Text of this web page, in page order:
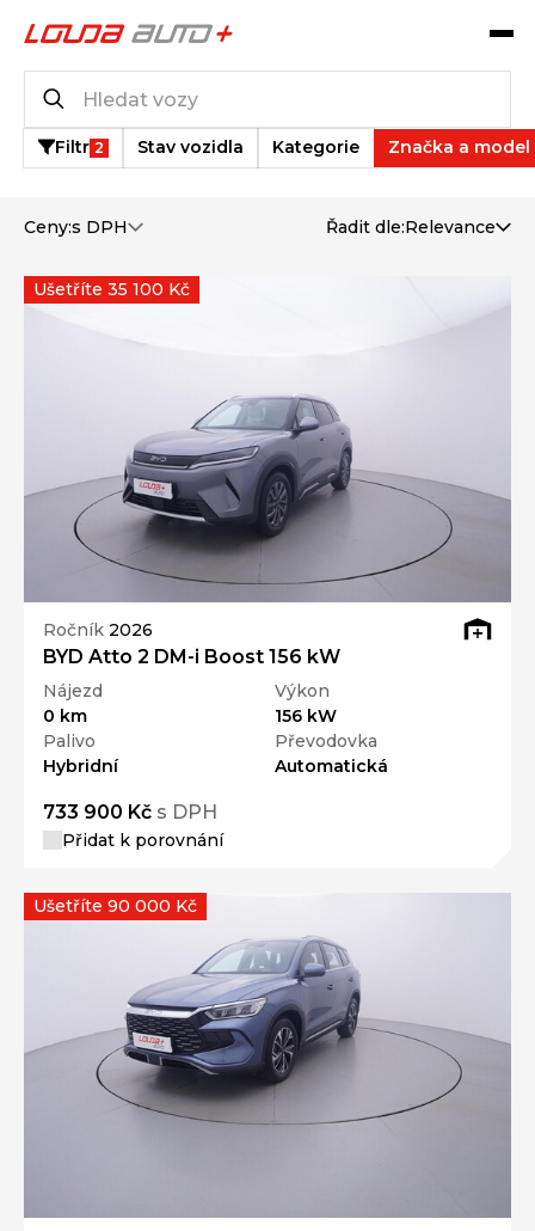
Filtr 2 Stav vozidla Kategorie Značka a model
Ceny:s DPH Řadit dle:Relevance
Ročník 2026
BYD Atto 2 DM-i Boost 156 kW
Nájezd
0 km
Výkon
156 kW
Palivo
Hybridní
Převodovka
Automatická
733 900 Kč s DPH
Přidat k porovnání
Ušetříte 35 100 Kč
Ušetříte 90 000 Kč